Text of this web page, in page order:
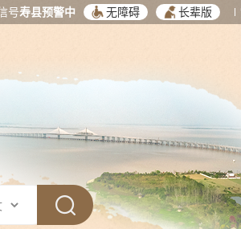
号寿县预警中 无障碍 长辈版